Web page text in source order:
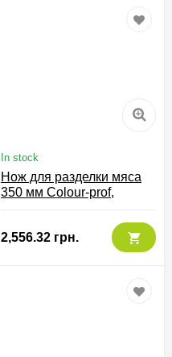
In stock
Нож для разделки мяса
350 мм Сolour-prof,
2,556.32 грн.